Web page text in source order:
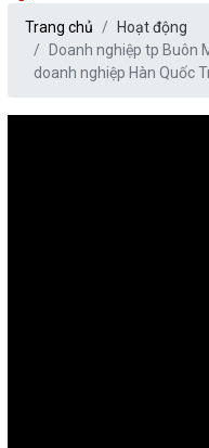
Trang chủ
Hoạt động
Doanh nghiệp tp Buôn
doanh nghiệp Hàn Quốc